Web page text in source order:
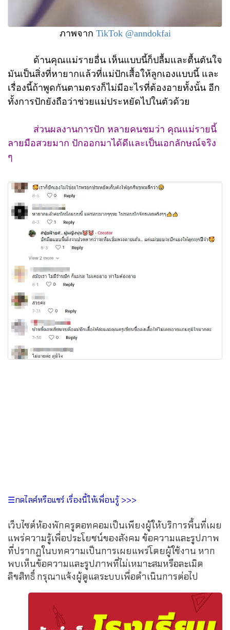
ภาพจาก TikTok @anndokfai
ด้านคุณแม่รายอื่น เห็นแบบนี้ก็ปลื้มและตื้นตันใจ
มันเป็นสิ่งที่หายากแล้วที่แม่ปักเสื้อให้ลูกเองแบบนี้ และ
เรื่องนี้ถ้าพูดกันตามตรงก็ไม่มีอะไรที่ต้องอายทั้งนั้น อีก
ทั้งการปักยังถือว่าช่วยแม่ประหยัดไปในตัวด้วย
ส่วนผลงานการปัก หลายคนชมว่า คุณแม่รายนี้
ลายมือสวยมาก ปักออกมาได้ดีและเป็นเอกลักษณ์จริง
ๆ
☰กดไลค์หรือแชร์ เรื่องนี้ให้เพื่อนรู้ >>>
เว็บไซต์ห้องพักครูดอทคอมเป็นเพียงผู้ให้บริการพื้นที่เผย
แพร่ความรู้เพื่อประโยชน์ของสังคม ข้อความและรูปภาพ
ที่ปรากฏในบทความเป็นการเผยแพร่โดยผู้ใช้งาน หาก
พบเห็นข้อความและรูปภาพที่ไม่เหมาะสมหรือละเมิด
ลิขสิทธิ์ กรุณาแจ้งผู้ดูแลระบบเพื่อดำเนินการต่อไป